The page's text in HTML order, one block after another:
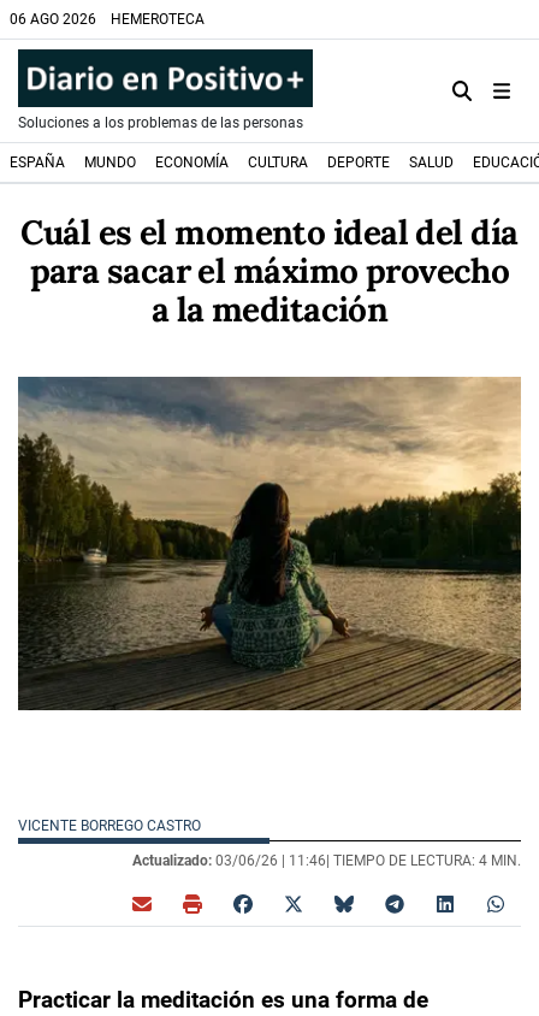
06 AGO 2026 HEMEROTECA
Soluciones a los problemas de las personas
ESPAÑA MUNDO ECONOMÍA CULTURA DEPORTE SALUD
Cuál es el momento ideal del día
para sacar el máximo provecho
a la meditación
VICENTE BORREGO CASTRO
Actualizado: 03/06/26 | 11:46 | TIEMPO DE LECTURA: 4 MIN.
Practicar la meditación es una forma de